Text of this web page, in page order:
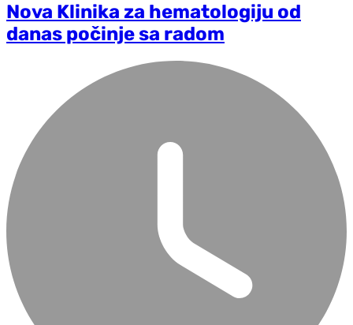
Nova Klinika za hematologiju od
danas počinje sa radom